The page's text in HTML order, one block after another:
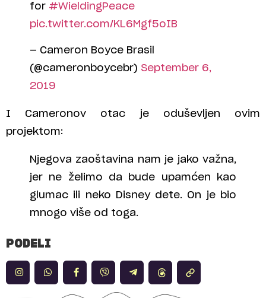
for #WieldingPeace
pic.twitter.com/KL6Mgf5oIB
— Cameron Boyce Brasil
(@cameronboycebr) September 6,
2019
I Cameronov otac je oduševljen ovim
projektom:
Njegova zaoštavina nam je jako važna,
jer ne želimo da bude upamćen kao
glumac ili neko Disney dete. On je bio
mnogo više od toga.
PODELI